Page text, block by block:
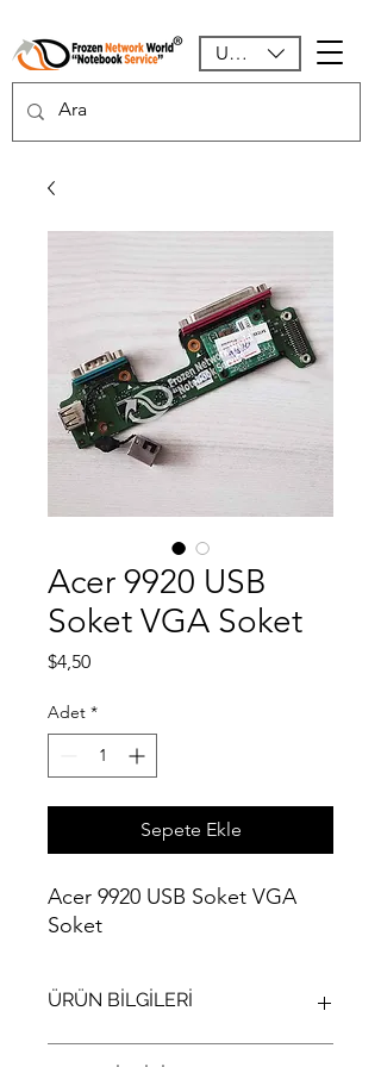
USD ($)
Acer 9920 USB
Soket VGA Soket
$4,50Fiyat
Adet *
Sepete Ekle
Acer 9920 USB Soket VGA
Soket
ÜRÜN BİLGİLERİ